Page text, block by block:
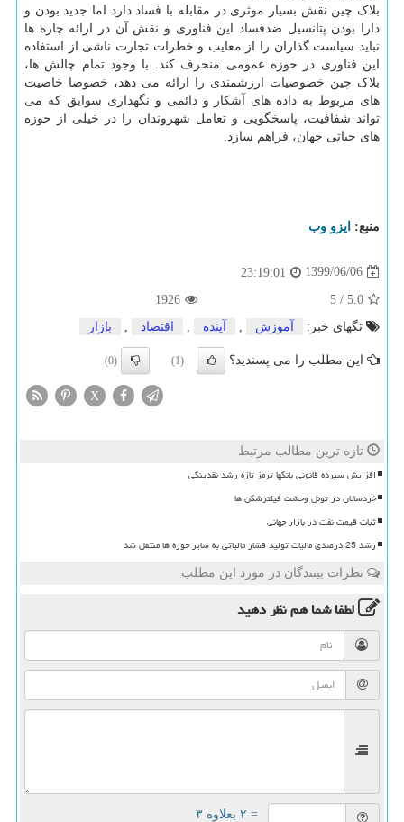
بلاک چین نقش بسیار موثری در مقابله با فساد دارد اما جدید بودن و
دارا بودن پتانسیل ضدفساد این فناوری و نقش آن در ارائه چاره ها
نباید سیاست گذاران را از معایب و خطرات تجارت ناشی از استفاده
این فناوری در حوزه عمومی منحرف کند. با وجود تمام چالش ها،
بلاک چین خصوصیات ارزشمندی را ارائه می دهد، خصوصا خاصیت
های مربوط به داده های آشکار و دائمی و نگهداری سوابق که می
تواند شفافیت، پاسخگویی و تعامل شهروندان را در خیلی از حوزه
های حیاتی جهان، فراهم سازد.
منبع: ایزو وب
1399/06/06
23:19:01
5.0
/
5
1926
تگهای خبر:
آموزش آینده اقتصاد بازار
این مطلب را می پسندید؟ (1)
(0)
X
تازه ترین مطالب مرتبط
افزایش سپرده قانونی بانکها ترمز تازه رشد نقدینگی
خردسالان در تونل وحشت فیلترشکن ها
ثبات قیمت نفت در بازار جهانی
رشد 25 درصدی مالیات تولید فشار مالیاتی به سایر حوزه ها منتقل شد
نظرات بینندگان در مورد این مطلب
لطفا شما همنظر دهید
= ۲ بعلاوه ۳